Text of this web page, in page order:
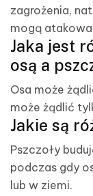
zagrożenia,
mogą
Jaka jest
osą a
Osa może
może żądlić
Jakie są
Pszczoły
podczas gdy
lub w ziemi.